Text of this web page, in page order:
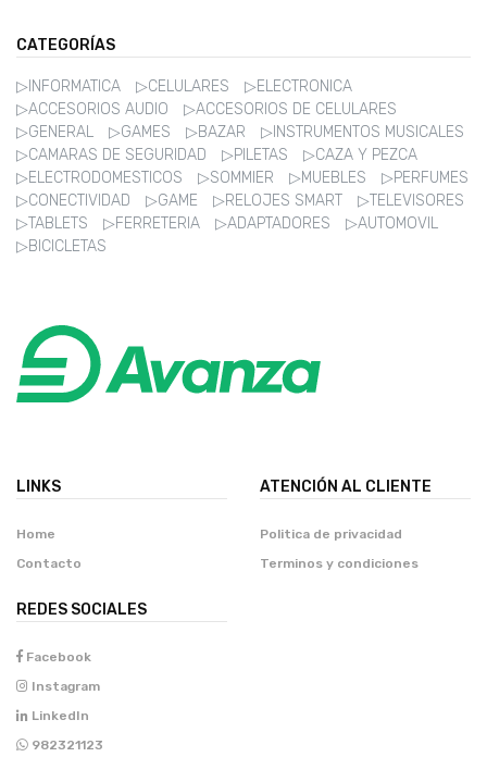
CATEGORÍAS
▷INFORMATICA ▷CELULARES
▷ELECTRONICA
▷ACCESORIOS AUDIO
▷ACCESORIOS DE CELULARES
▷GENERAL
▷GAMES ▷BAZAR
▷INSTRUMENTOS MUSICALES
▷CAMARAS DE SEGURIDAD
▷PILETAS
▷CAZA Y PEZCA
▷ELECTRODOMESTICOS
▷SOMMIER ▷MUEBLES
▷PERFUMES
▷CONECTIVIDAD
▷GAME ▷RELOJES SMART
▷TELEVISORES
▷TABLETS
▷FERRETERIA ▷ADAPTADORES
▷AUTOMOVIL
▷BICICLETAS
LINKS
Home
Contacto
ATENCIÓN AL CLIENTE
Politica de privacidad
Terminos y condiciones
REDES SOCIALES
Facebook
Instagram
LinkedIn
982321123